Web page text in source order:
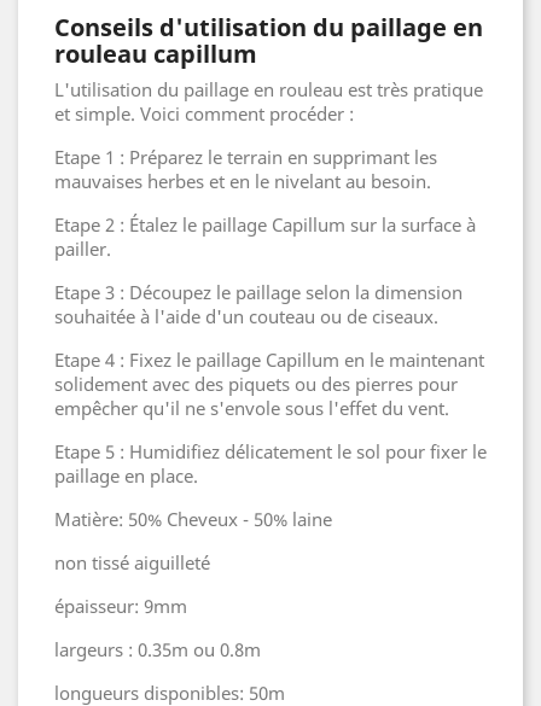
Conseils d'utilisation du paillage en
rouleau capillum
L'utilisation du paillage en rouleau est très pratique
et simple. Voici comment procéder :
Etape 1 : Préparez le terrain en supprimant les
mauvaises herbes et en le nivelant au besoin.
Etape 2 : Étalez le paillage Capillum sur la surface à
pailler.
Etape 3 : Découpez le paillage selon la dimension
souhaitée à l'aide d'un couteau ou de ciseaux.
Etape 4 : Fixez le paillage Capillum en le maintenant
solidement avec des piquets ou des pierres pour
empêcher qu'il ne s'envole sous l'effet du vent.
Etape 5 : Humidifiez délicatement le sol pour fixer le
paillage en place.
Matière: 50% Cheveux - 50% laine
non tissé aiguilleté
épaisseur: 9mm
largeurs : 0.35m ou 0.8m
longueurs disponibles: 50m